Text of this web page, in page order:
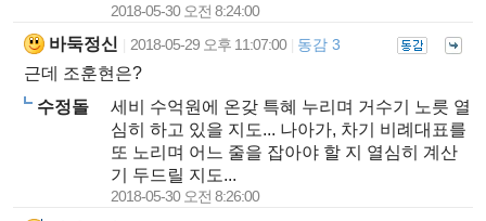
2018-05-30 오전 8:24:00
바둑정신 2018-05-29 오후 11:07:00 동감 3
근데 조훈현은?
수정돌
세비 수억원에 온갖 특혜 누리며 거수기 노릇 열
심히 하고 있을 지도... 나아가, 차기 비례대표를
또 노리며 어느 줄을 잡아야 할 지 열심히 계산
기 두드릴 지도...
2018-05-30 오전 8:26:00